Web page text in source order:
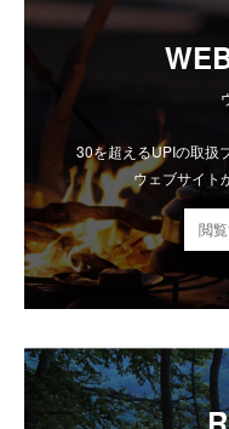
30を超えるUPIの取扱
ウェブサイト
閲